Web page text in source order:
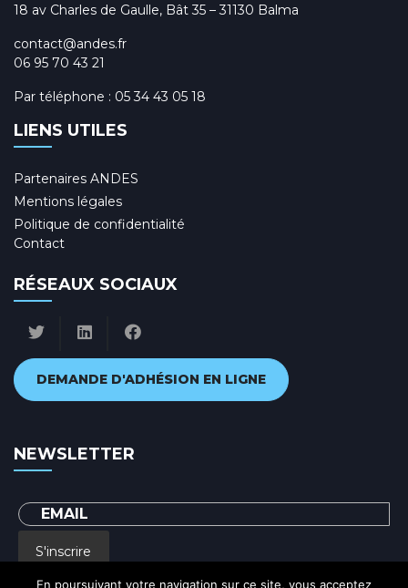
18 av Charles de Gaulle, Bât 35 – 31130 Balma
contact@andes.fr
06 95 70 43 21
Par téléphone : 05 34 43 05 18
LIENS UTILES
Partenaires ANDES
Mentions légales
Politique de confidentialité
Contact
RÉSEAUX SOCIAUX
DEMANDE D'ADHÉSION EN LIGNE
NEWSLETTER
S'inscrire
En poursuivant votre navigation sur ce site, vous acceptez